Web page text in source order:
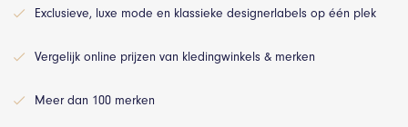
Exclusieve, luxe mode en klassieke designerlabels op één plek
Vergelijk online prijzen van kledingwinkels & merken
Meer dan 100 merken